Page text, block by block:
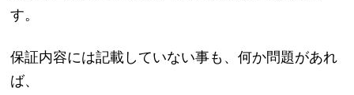
す。
保証内容には記載していない事も、何か問題があれ
ば、